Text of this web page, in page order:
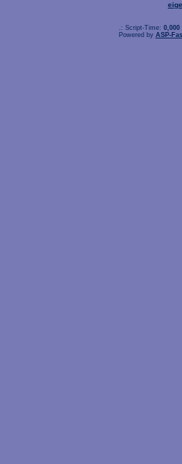
.: Script-Time: 0,000
Powered by ASP-